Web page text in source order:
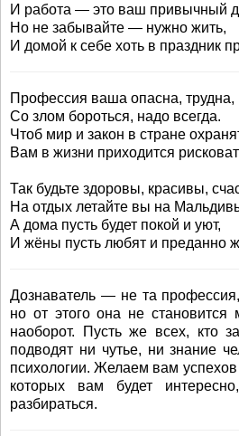
И работа — это ваш привычный
Но не забывайте — нужно жить,
И домой к себе хоть в праздник
Профессия ваша опасна, трудна,
Со злом бороться, надо всегда.
Чтоб мир и закон в стране
Вам в жизни приходится
Так будьте здоровы, красивы,
На отдых летайте вы на
А дома пусть будет покой и уют,
И жёны пусть любят и преданно
Дознаватель — не та профессия,
но от этого она не
наоборот. Пусть же всех, кто
подводят ни чутье, ни знание
психологии. Желаем вам успехов
которых вам будет
разбираться.